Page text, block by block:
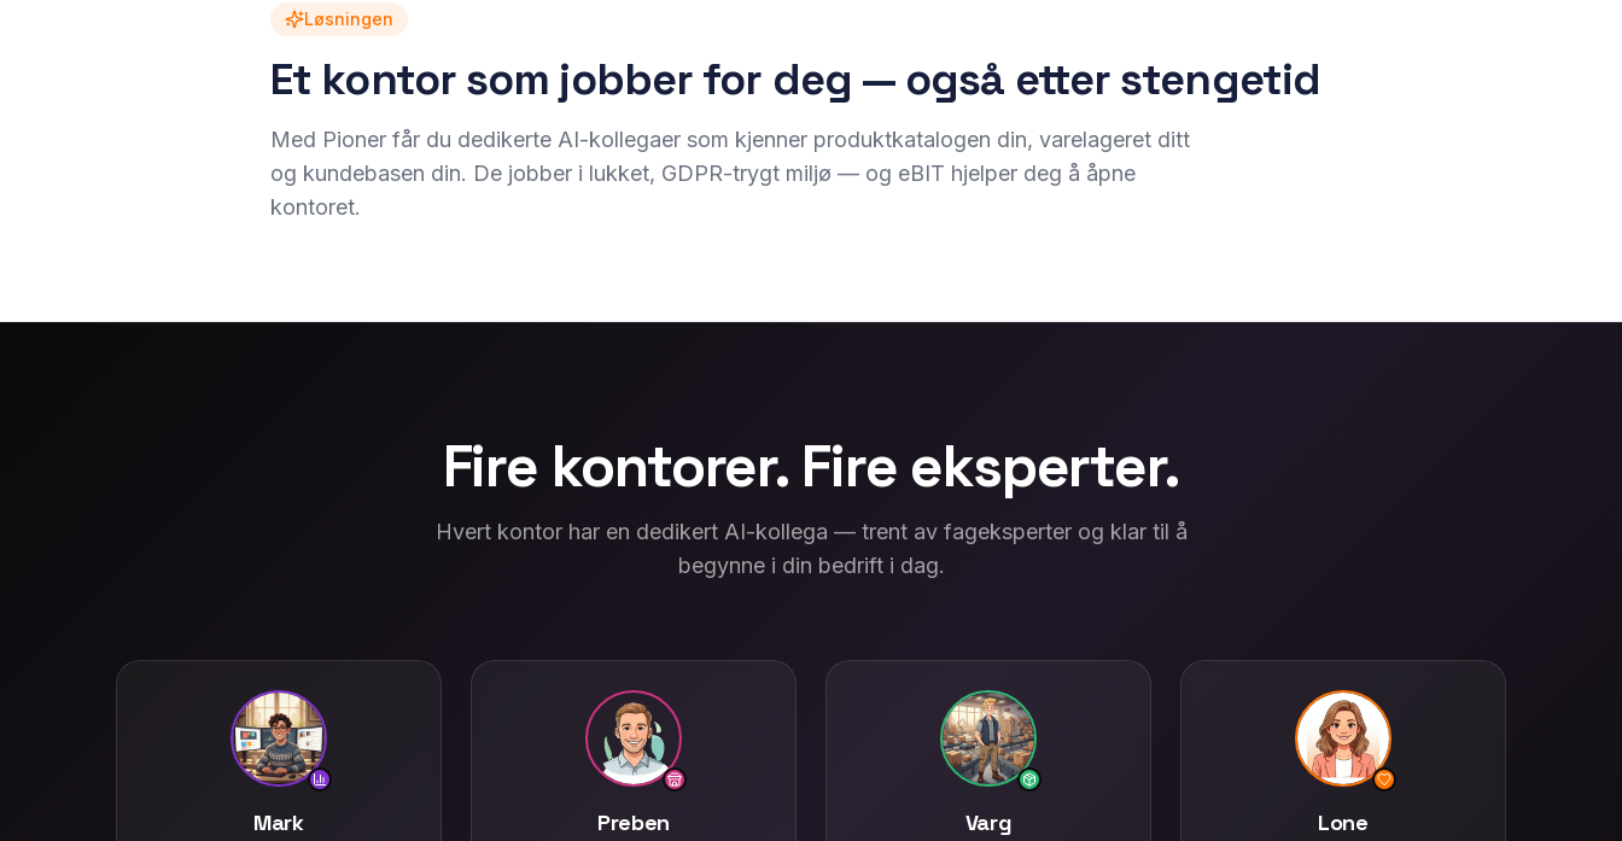
Løsningen
Et kontor som jobber for deg — også etter stengetid
Med Pioner får du dedikerte AI-kollegaer som kjenner produktkatalogen din, varelageret ditt
og kundebasen din. De jobber i lukket, GDPR-trygt miljø — og eBIT hjelper deg å åpne
kontoret.
Fire kontorer. Fire eksperter.
Hvert kontor har en dedikert AI-kollega — trent av fageksperter og klar til å
begynne i din bedrift i dag.
Mark Preben Varg Lone